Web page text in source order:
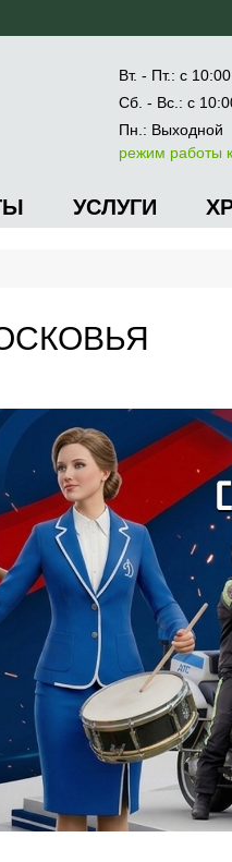
Вт. - Пт.: с
Сб. - Вс.: с
Пн.: Выходной
режим работы
УСЛУГИ